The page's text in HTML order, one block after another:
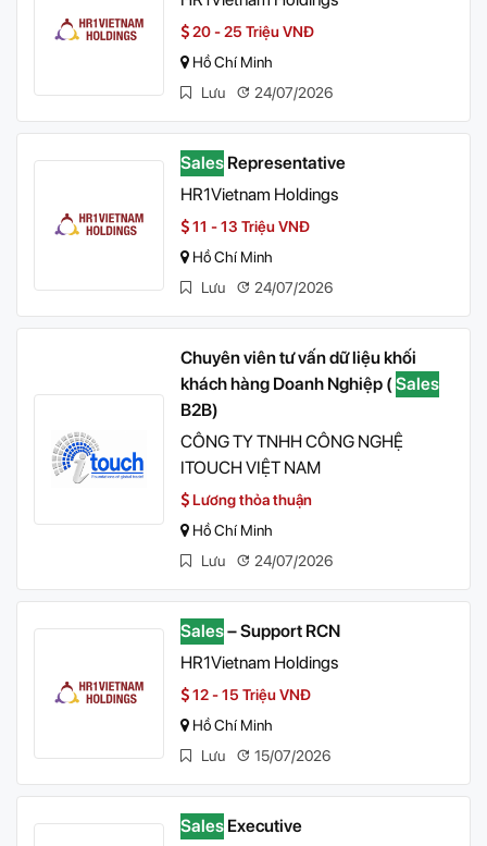
20 - 25 Triệu VNĐ
Hồ Chí Minh
Lưu
24/07/2026
Sales Representative
HR1Vietnam Holdings
11 - 13 Triệu VNĐ
Hồ Chí Minh
Lưu
24/07/2026
Chuyên viên tư vấn dữ liệu khối
khách hàng Doanh Nghiệp (Sales
B2B)
CÔNG TY TNHH CÔNG NGHỆ
ITOUCH VIỆT NAM
Lương thỏa thuận
Hồ Chí Minh
Lưu
24/07/2026
Sales– Support RCN
HR1Vietnam Holdings
12 - 15 Triệu VNĐ
Hồ Chí Minh
Lưu
15/07/2026
Sales Executive